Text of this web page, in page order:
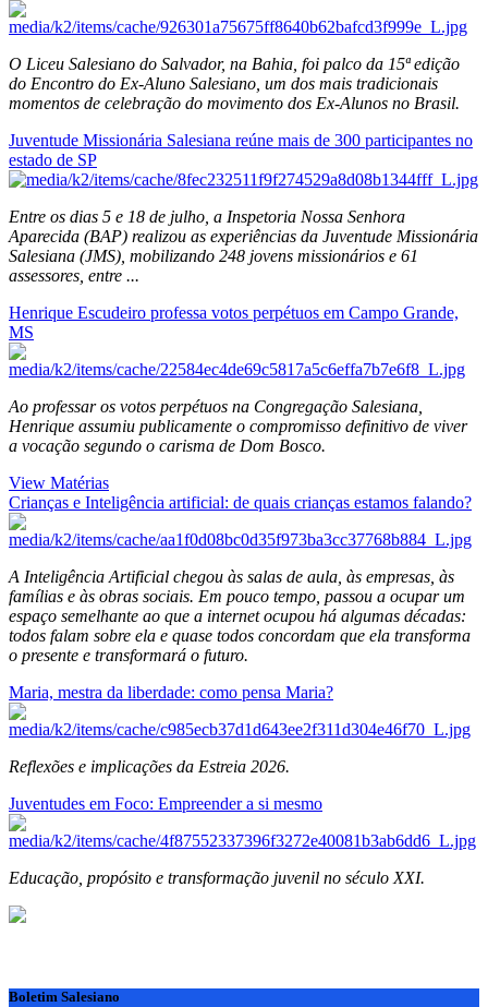
O Liceu Salesiano do Salvador, na Bahia, foi palco da 15ª edição
do Encontro do Ex-Aluno Salesiano, um dos mais tradicionais
momentos de celebração do movimento dos Ex-Alunos no Brasil.
Juventude Missionária Salesiana reúne mais de 300 participantes no
estado de SP
Entre os dias 5 e 18 de julho, a Inspetoria Nossa Senhora
Aparecida (BAP) realizou as experiências da Juventude Missionária
Salesiana (JMS), mobilizando 248 jovens missionários e 61
assessores, entre ...
Henrique Escudeiro professa votos perpétuos em Campo Grande,
MS
Ao professar os votos perpétuos na Congregação Salesiana,
Henrique assumiu publicamente o compromisso definitivo de viver
a vocação segundo o carisma de Dom Bosco.
View Matérias
Crianças e Inteligência artificial: de quais crianças estamos falando?
A Inteligência Artificial chegou às salas de aula, às empresas, às
famílias e às obras sociais. Em pouco tempo, passou a ocupar um
espaço semelhante ao que a internet ocupou há algumas décadas:
todos falam sobre ela e quase todos concordam que ela transforma
o presente e transformará o futuro.
Maria, mestra da liberdade: como pensa Maria?
Reflexões e implicações da Estreia 2026.
Juventudes em Foco: Empreender a si mesmo
Educação, propósito e transformação juvenil no século XXI.
Boletim Salesiano